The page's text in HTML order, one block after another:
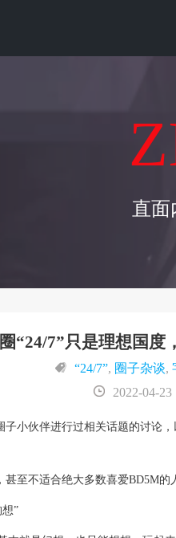
直面
“24/7”只是理想国度
“24/7”, 圈子杂谈,
2022-04-23
子小伙伴进行过相关话题的讨论
甚至不适合绝大多数喜爱BD5M的
”